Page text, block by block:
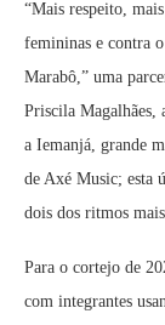
“Mais respeito,
femininas e contra
Marabô,” uma
Priscila Magalhães,
a Iemanjá, grande
de Axé Music; esta
dois dos ritmos
Para o cortejo de
com integrantes